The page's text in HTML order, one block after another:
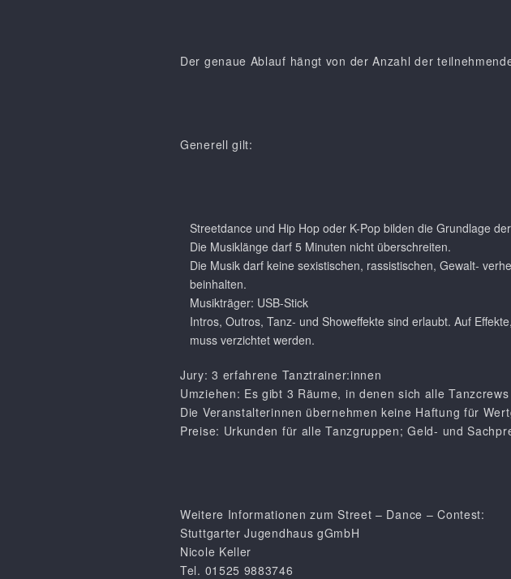
Der genaue Ablauf hängt von der Anzahl der
Generell gilt:
Streetdance und Hip Hop oder K-Pop bilden die Grundlage
Die Musiklänge darf 5 Minuten nicht überschreiten.
Die Musik darf keine sexistischen, rassistischen, Gewalt-
beinhalten.
Musikträger: USB-Stick
Intros, Outros, Tanz- und Showeffekte sind erlaubt. Auf
muss verzichtet werden.
Jury: 3 erfahrene Tanztrainer:innen
Umziehen: Es gibt 3 Räume, in denen sich alle
Die Veranstalterinnen übernehmen keine Haftung für
Preise: Urkunden für alle Tanzgruppen; Geld- und
Weitere Informationen zum Street – Dance – Contest:
Stuttgarter Jugendhaus gGmbH
Nicole Keller
Tel. 01525 9883746